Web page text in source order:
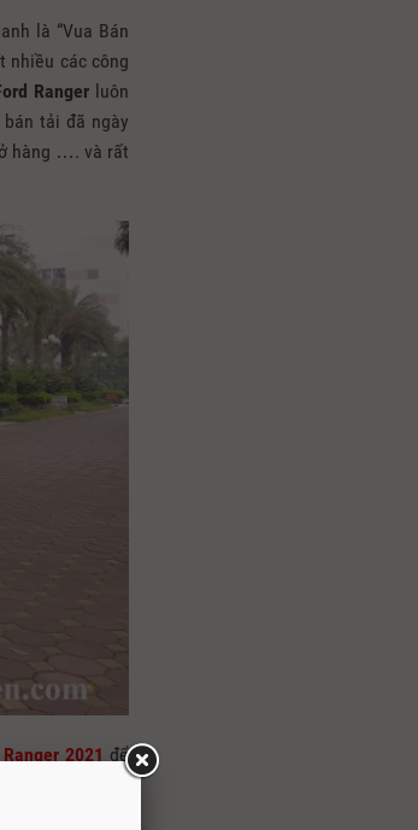
là “Vua Bán
nhiều các công
Rangerluôn
tải đã ngày
hàng …. và rất
2021 để